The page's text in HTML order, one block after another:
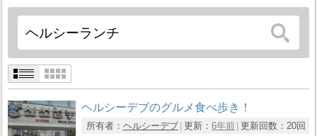
ヘルシーデブのグルメ食べ歩き！
所有者： ヘルシーデブ 更新： 6年前 更新回数： 20回